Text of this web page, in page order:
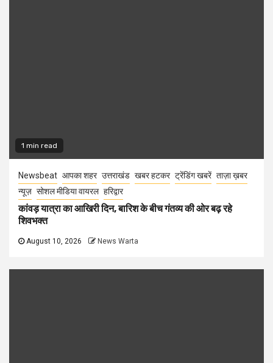
1 min read
Newsbeat आपका शहर उत्तराखंड खबर हटकर ट्रेंडिंग खबरें ताज़ा ख़बर
न्यूज़ सोशल मीडिया वायरल हरिद्वार
कांवड़ यात्रा का आखिरी दिन, बारिश के बीच गंतव्य की ओर बढ़ रहे
शिवभक्त
August 10, 2026 News Warta